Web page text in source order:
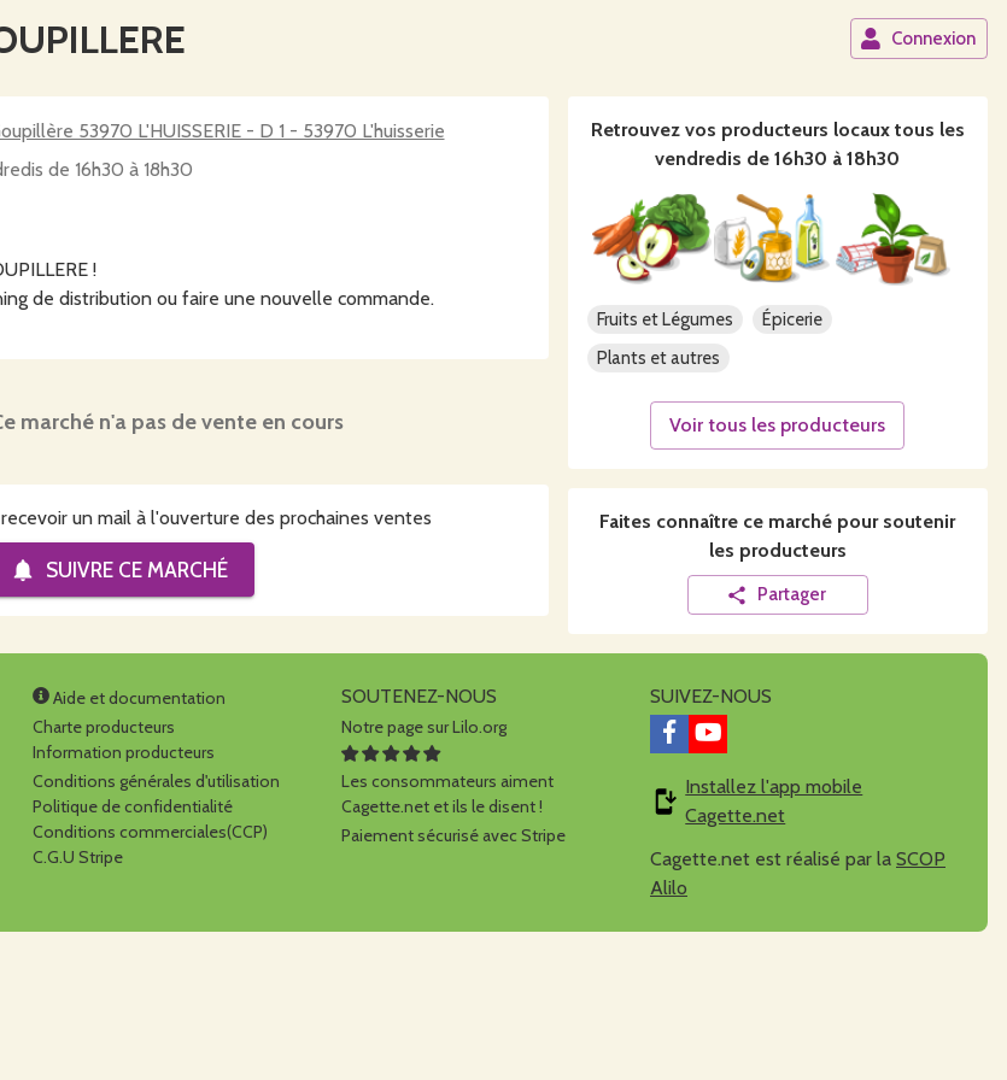
Connexion
53970 L'HUISSERIE - D 1 - 53970 L'huisserie
de 16h30 à 18h30
!
de distribution ou faire une nouvelle commande.
marché n'a pas de vente en cours
un mail à l'ouverture des prochaines ventes
SUIVRE CE MARCHÉ
Retrouvez vos producteurs locaux tous les
vendredis de 16h30 à 18h30
Fruits et Légumes
Épicerie
Plants et autres
Voir tous les producteurs
Faites connaître ce marché pour soutenir
les producteurs
Partager
Aide et documentation
Charte producteurs
Information producteurs
Conditions générales d'utilisation
Politique de confidentialité
Conditions commerciales(CCP)
C.G.U Stripe
SOUTENEZ-NOUS
Notre page sur Lilo.org
Les consommateurs aiment
Cagette.net et ils le disent !
Paiement sécurisé avec Stripe
SUIVEZ-NOUS
Installez l'app mobile
Cagette.net
Cagette.net est réalisé par la SCOP
Alilo